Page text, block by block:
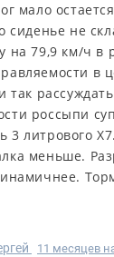
мало
сиденье не
на 79,9 км/ч в
в
так
россыпи
3 литрового
меньше.
11 месяцев